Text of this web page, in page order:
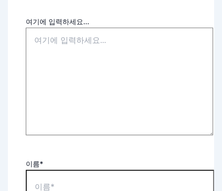
여기에 입력하세요...
이름*